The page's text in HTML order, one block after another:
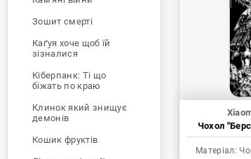
Чохол
Матеріал:
Зошит смерті
Каґуя хоче щоб їй
зізналися
Кіберпанк: Ті що
біжать по краю
Клинок який знищує
демонів
Кошик фруктів